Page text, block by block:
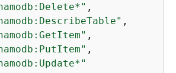
,
,
,
,